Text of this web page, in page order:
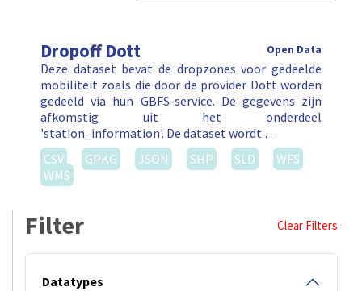
Dropoff Dott Open Data
Deze dataset bevat de dropzones voor gedeelde
mobiliteit zoals die door de provider Dott worden
gedeeld via hun GBFS-service. De gegevens zijn
afkomstig uit het onderdeel
'station_information'. De dataset wordt …
CSV
GPKG JSON SHP SLD
WFS
WMS
Filter Clear Filters
Datatypes